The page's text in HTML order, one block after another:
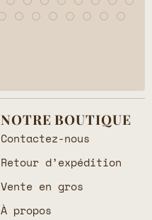
NOTRE BOUTIQUE
Contactez-nous
Retour d’expédition
Vente en gros
À propos